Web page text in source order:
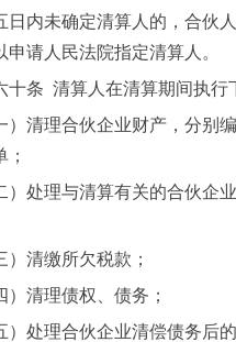
内未确定清算人的，合伙
申请人民法院指定清算人。
条 清算人在清算期间执行
清理合伙企业财产，分别
处理与清算有关的合伙企
清缴所欠税款；
清理债权、债务；
处理合伙企业清偿债务后的